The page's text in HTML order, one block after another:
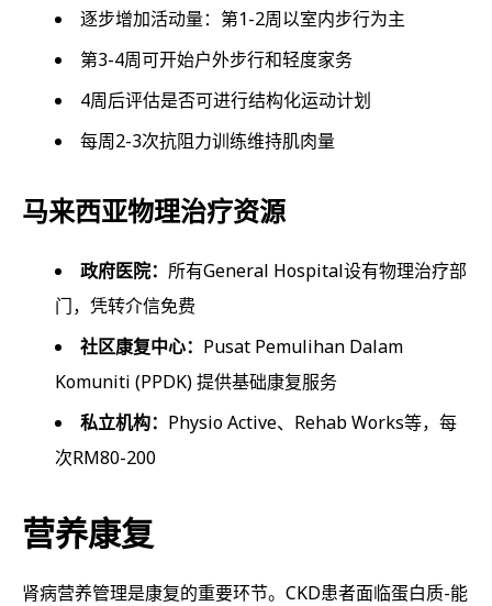
逐步增加活动量：第1-2周以室内步行为主
第3-4周可开始户外步行和轻度家务
4周后评估是否可进行结构化运动计划
每周2-3次抗阻力训练维持肌肉量
马来西亚物理治疗资源
政府医院： 所有General Hospital设有物理治疗部
门，凭转介信免费
社区康复中心： Pusat Pemulihan Dalam
Komuniti (PPDK) 提供基础康复服务
私立机构： Physio Active、Rehab Works等，每
次RM80-200
营养康复
肾病营养管理是康复的重要环节。CKD患者面临蛋白质-能